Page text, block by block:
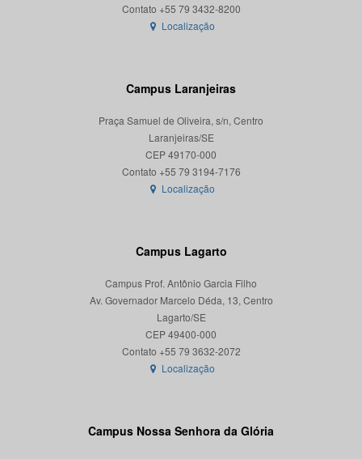
Localização
Campus Laranjeiras
Praça Samuel de Oliveira, s/n, Centro
Laranjeiras/SE
CEP 49170-000
Localização
Campus Lagarto
Campus Prof. Antônio Garcia Filho
Av. Governador Marcelo Déda, 13, Centro
Lagarto/SE
CEP 49400-000
Localização
Campus Nossa Senhora da Glória